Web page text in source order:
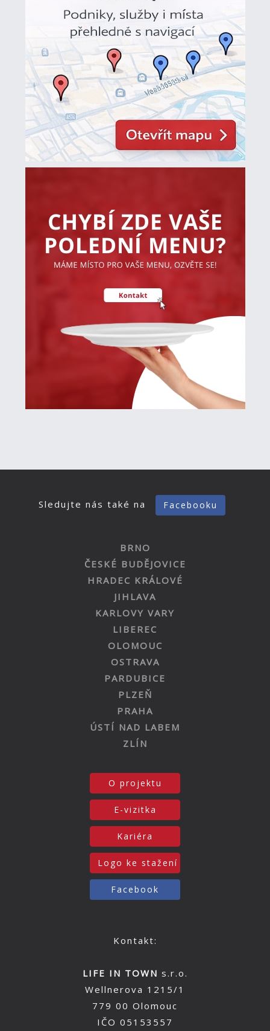
Sledujte nás také na Facebooku
BRNO
ČESKÉ BUDĚJOVICE
HRADEC KRÁLOVÉ
JIHLAVA
KARLOVY VARY
LIBEREC
OLOMOUC
OSTRAVA
PARDUBICE
PLZEŇ
PRAHA
ÚSTÍ NAD LABEM
ZLÍN
O projektu
E-vizitka
Kariéra
Logo ke stažení
Facebook
Kontakt:
LIFE IN TOWN s.r.o.
Wellnerova 1215/1
779 00 Olomouc
IČO 05153557